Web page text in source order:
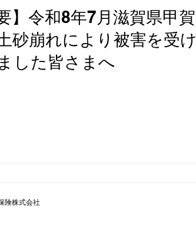
】令和8年7月滋賀県甲賀
砂崩れにより被害を受け
した皆さまへ
険株式会社